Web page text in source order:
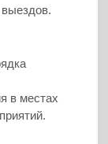
в местах